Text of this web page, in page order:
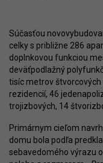
Súčasťou
celky s približne 286
doplnkovou funkciou
deväťpodlažný
tisíc metrov
rezidencií, 46
trojizbových, 14
Primárnym cieľom
domu bola podľa
sebavedomého výrazu